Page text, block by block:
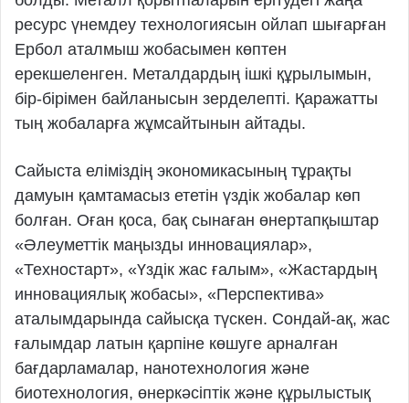
ресурс үнемдеу технологиясын ойлап шығарған
Ербол аталмыш жобасымен көптен
ерекшеленген. Металдардың ішкі құрылымын,
бір-бірімен байланысын зерделепті. Қаражатты
тың жобаларға жұмсайтынын айтады.
Сайыста еліміздің экономикасының тұрақты
дамуын қамтамасыз ететін үздік жобалар көп
болған. Оған қоса, бақ сынаған өнертапқыштар
«Әлеуметтік маңызды инновациялар»,
«Техностарт», «Үздік жас ғалым», «Жастардың
инновациялық жобасы», «Перспектива»
аталымдарында сайысқа түскен. Сондай-ақ, жас
ғалымдар латын қарпіне көшуге арналған
бағдарламалар, нанотехнология және
биотехнология, өнеркәсіптік және құрылыстық